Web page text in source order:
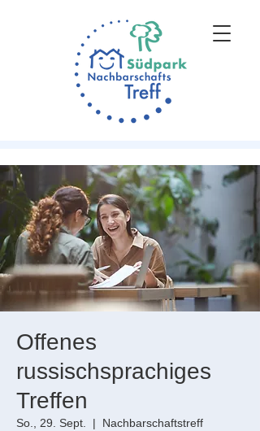
Offenes
russischsprachiges
Treffen
So., 29. Sept.
  |
Nachbarschaftstreff